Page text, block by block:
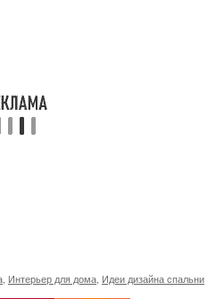
Интерьер для дома Идеи дизайна спальни